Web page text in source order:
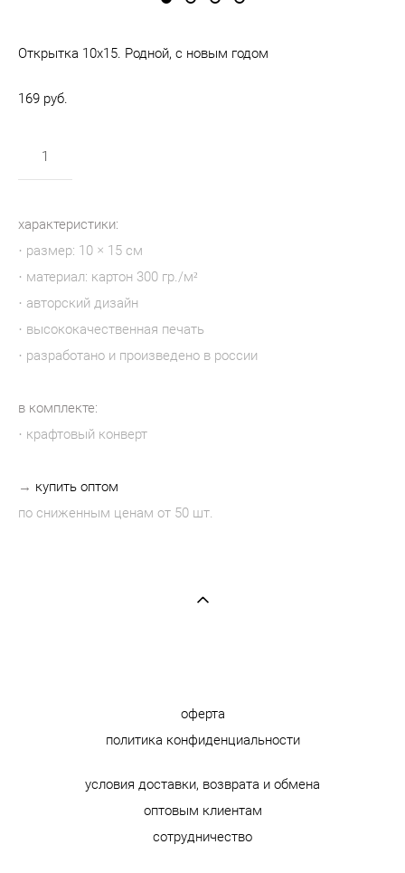
Открытка 10х15. Родной, с новым годом
169 pуб.
характеристики:
· размер: 10 × 15 см
· материал: картон 300 гр./м²
· авторский дизайн
· высококачественная печать
· разработано и произведено в россии
в комплекте:
· крафтовый конверт​
→ купить оптом
по сниженным ценам от 50 шт.
оферта
политика конфиденциальности
условия доставки, возврата и обмена
оптовым клиентам
сотрудничество